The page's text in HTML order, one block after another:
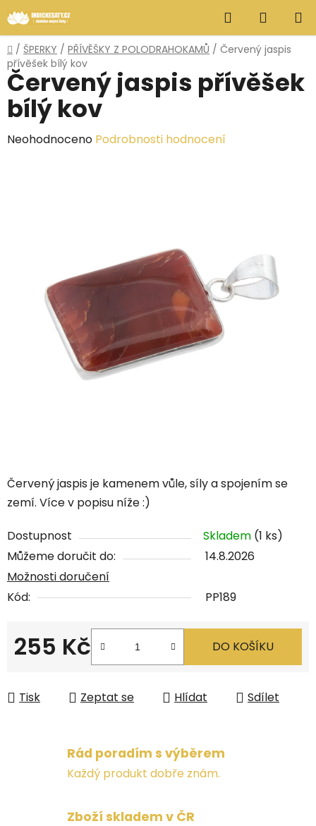
na
obsah
Hledat
KOŠÍK
Domů
/ ŠPERKY / PŘÍVĚŠKY Z POLODRAHOKAMŮ / Červený jaspis
přívěšek bílý kov
Červený jaspis je kamenem vůle, síly a spojením se
zemí. Více v popisu níže :)
Dostupnost Skladem (1 ks)
Můžeme doručit do:
14.8.2026
Možnosti doručení
Kód:
PP189
255 Kč DO KOŠÍKU
Tisk Zeptat se Hlídat Sdílet
Červený jaspis přívěšek
bílý kov
Průměrné
Neohodnoceno Podrobnosti hodnocení
Rád poradím s výběrem
Každý produkt dobře znám.
Zboží skladem v ČR